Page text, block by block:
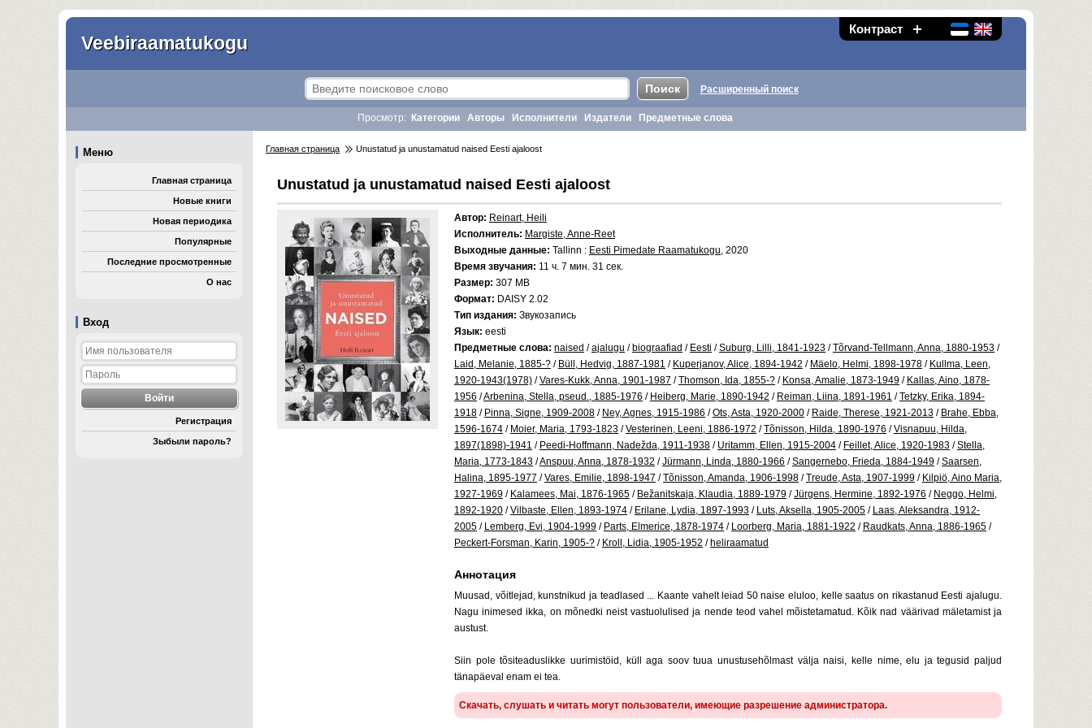
Контраст
Veebiraamatukogu
Вход
Регистрация
Зыбыли пароль?
Расширенный поиск
Просмотр: Категории Авторы Исполнители Издатели Предметные слова
Меню
Главная страница
Новые книги
Новая периодика
Популярные
Последние просмотренные
О нас
Главная страница Unustatud ja unustamatud naised Eesti ajaloost
Unustatud ja unustamatud naised Eesti ajaloost
Автор: Reinart, Heili
Исполнитель: Margiste, Anne-Reet
Выходные данные: Tallinn : Eesti Pimedate Raamatukogu, 2020
Время звучания: 11 ч. 7 мин. 31 сек.
Размер: 307 MB
Формат: DAISY 2.02
Тип издания: Звукозапись
Язык: eesti
Предметные слова: naised /ajalugu / biograafiad / Eesti /Suburg, Lilli, 1841-1923 /Tõrvand-Tellmann, Anna, 1880-1953 /
Laid, Melanie, 1885-? / Büll, Hedvig, 1887-1981 / Kuperjanov, Alice, 1894-1942 / Mäelo, Helmi, 1898-1978 / Kullma, Leen,
1920-1943(1978) /Vares-Kukk, Anna, 1901-1987 /Thomson, Ida, 1855-? / Konsa, Amalie, 1873-1949 / Kallas, Aino, 1878-
1956 /Arbenina, Stella, pseud., 1885-1976 / Heiberg, Marie, 1890-1942 / Reiman, Liina, 1891-1961 /Tetzky, Erika, 1894-
1918 / Pinna, Signe, 1909-2008 / Ney, Agnes, 1915-1986 /Ots, Asta, 1920-2000 / Raide, Therese, 1921-2013 / Brahe, Ebba,
1596-1674 / Moier, Maria, 1793-1823 /Vesterinen, Leeni, 1886-1972 /Tõnisson, Hilda, 1890-1976 /Visnapuu, Hilda,
1897(1898)-1941 / Peedi-Hoffmann, Nadežda, 1911-1938 / Uritamm, Ellen, 1915-2004 / Feillet, Alice, 1920-1983 /Stella,
Maria, 1773-1843 /Anspuu, Anna, 1878-1932 /Jürmann, Linda, 1880-1966 /Sangernebo, Frieda, 1884-1949 /Saarsen,
Halina, 1895-1977 /Vares, Emilie, 1898-1947 /Tõnisson, Amanda, 1906-1998 /Treude, Asta, 1907-1999 / Kilpiö, Aino Maria,
1927-1969 / Kalamees, Mai, 1876-1965 / Bežanitskaja, Klaudia, 1889-1979 /Jürgens, Hermine, 1892-1976 / Neggo, Helmi,
1892-1920 /Vilbaste, Ellen, 1893-1974 / Erilane, Lydia, 1897-1993 / Luts, Aksella, 1905-2005 / Laas, Aleksandra, 1912-
2005 / Lemberg, Evi, 1904-1999 / Parts, Elmerice, 1878-1974 / Loorberg, Maria, 1881-1922 / Raudkats, Anna, 1886-1965 /
Peckert-Forsman, Karin, 1905-? / Kroll, Lidia, 1905-1952 / heliraamatud
Аннотация
Muusad, võitlejad, kunstnikud ja teadlased ... Kaante vahelt leiad 50 naise eluloo, kelle saatus on rikastanud Eesti ajalugu.
Nagu inimesed ikka, on mõnedki neist vastuolulised ja nende teod vahel mõistetamatud. Kõik nad väärivad mäletamist ja
austust.
Siin pole tõsiteaduslikke uurimistöid, küll aga soov tuua unustusehõlmast välja naisi, kelle nime, elu ja tegusid paljud
tänapäeval enam ei tea.
Скачать, слушать и читать могут пользователи, имеющие разрешение администратора.